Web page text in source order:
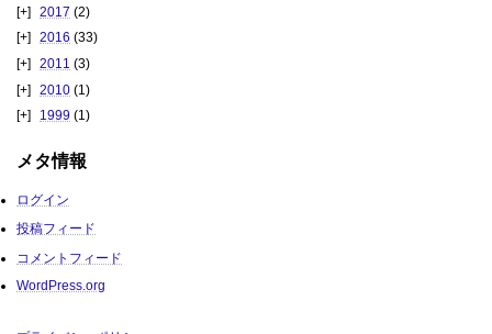
2017 (2)
2016 (33)
2011 (3)
2010 (1)
1999 (1)
メタ情報
ログイン
投稿フィード
コメントフィード
WordPress.org